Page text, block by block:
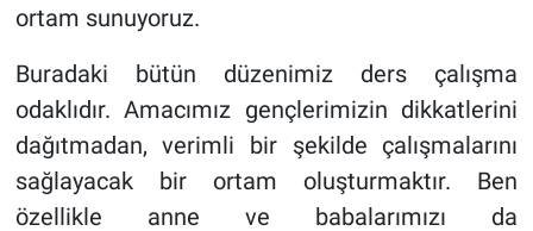
ortam sunuyoruz.
Buradaki bütün düzenimiz ders çalışma
odaklıdır. Amacımız gençlerimizin dikkatlerini
dağıtmadan, verimli bir şekilde çalışmalarını
sağlayacak bir ortam oluşturmaktır. Ben
özellikle anne ve babalarımızı da